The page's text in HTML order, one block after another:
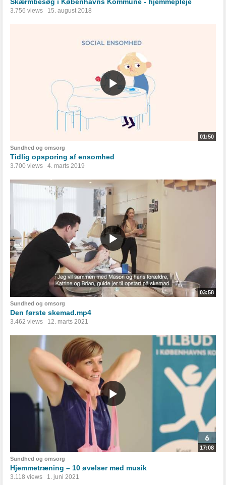
Skærmbesøg i Københavns Kommune - hjemmepleje
3.756 views 15. august 2018
01:50
Sundhed og omsorg
Tidlig opsporing af ensomhed
3.700 views 4. marts 2019
03:58
Sundhed og omsorg
Den første skemad.mp4
3.462 views 12. marts 2021
17:08
Sundhed og omsorg
Hjemmetræning – 10 øvelser med musik
3.118 views 1. juni 2021